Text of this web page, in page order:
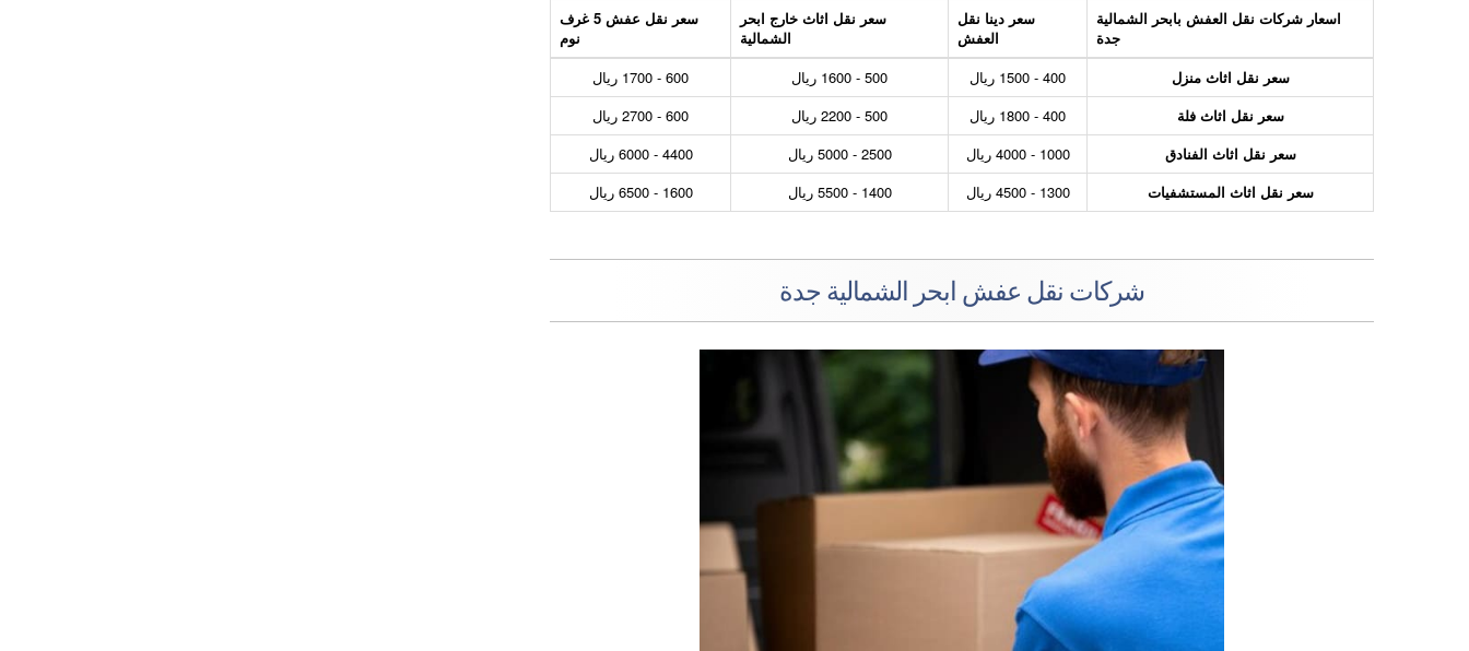
اسعار شركات نقل العفش بابحر الشمالية
جدة
سعر دينا نقل
العفش
سعر نقل اثاث خارج ابحر
الشمالية
سعر نقل عفش 5 غرف
نوم
سعر نقل اثاث منزل
400 - 1500 ريال 500 - 1600 ريال
600 - 1700 ريال
سعر نقل اثاث فلة
400 - 1800 ريال 500 - 2200 ريال
600 - 2700 ريال
سعر نقل اثاث الفنادق
1000 - 4000 ريال 2500 - 5000 ريال
4400 - 6000 ريال
سعر نقل اثاث المستشفيات
1300 - 4500 ريال 1400 - 5500 ريال 1600 - 6500 ريال
شركات نقل عفش ابحر الشمالية جدة